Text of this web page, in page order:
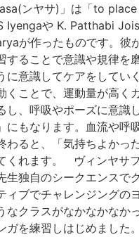
ンヤサ)」は「to place
Iyengaや K. Patthabi
が作ったものです。彼
することで意識や規律を
に意識してケアをして
くことで、運動量が高く
し、呼吸やポーズに意識
にもなります。血流や呼
わると、「気持ちよかっ
くれます。 ヴィンヤサ
生独自のシークエンスで
ィブでチャレンジングの
なクラスがなかなかなか
ガを練習しはじめました